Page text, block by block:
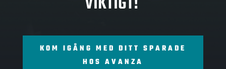
KOM IGÅNG MED DITT SPARADE
HOS AVANZA